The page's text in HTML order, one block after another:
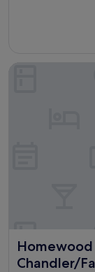
Chandler/
Homewood